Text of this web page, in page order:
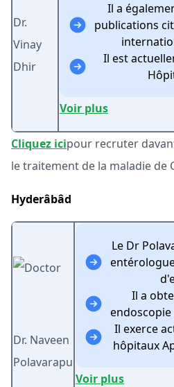
Dr.
Vinay
Dhir
Il a
publications
Il est
Voir plus
Cliquez icipour recruter
le traitement de la maladie de
Hyderâbâd
Dr. Naveen
Polavarapu
Le Dr
Il a
endoscopie
Il exerce
hôpitaux
Voir plus